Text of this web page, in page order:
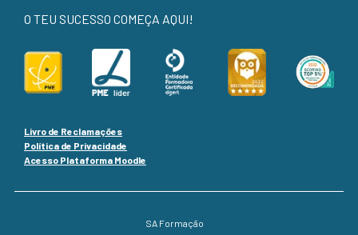
O TEU SUCESSO COMEÇA AQUI!
Livro de Reclamações
Política de Privacidade
Acesso Plataforma Moodle
SA Formação